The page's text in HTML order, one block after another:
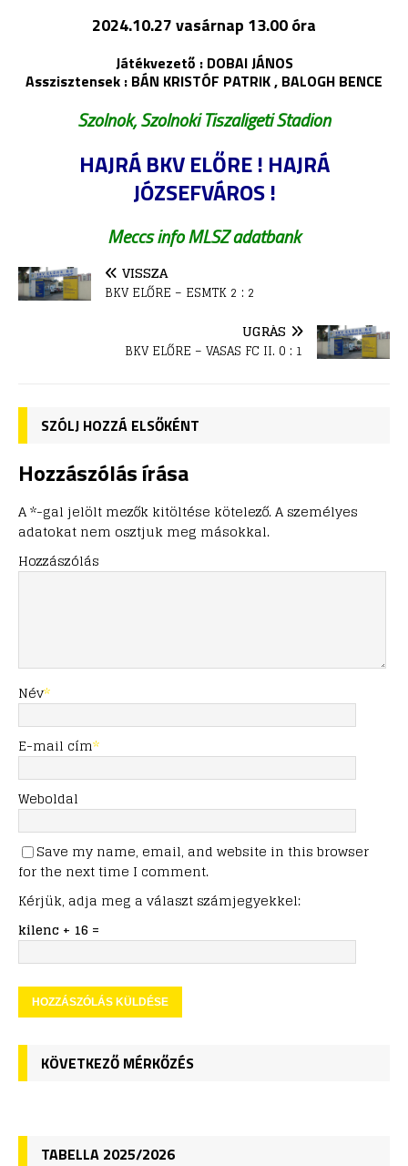
2024.10.27 vasárnap 13.00 óra
Játékvezető : DOBAI JÁNOS
Asszisztensek : BÁN KRISTÓF PATRIK , BALOGH BENCE
Szolnok, Szolnoki Tiszaligeti Stadion
HAJRÁ BKV ELŐRE ! HAJRÁ
JÓZSEFVÁROS !
Meccs info MLSZ adatbank
VISSZA
BKV ELŐRE – ESMTK 2 : 2
UGRÁS
BKV ELŐRE – VASAS FC II. 0 : 1
SZÓLJ HOZZÁ ELSŐKÉNT
Hozzászólás írása
A *-gal jelölt mezők kitöltése kötelező. A személyes
adatokat nem osztjuk meg másokkal.
Hozzászólás
Név*
E-mail cím*
Weboldal
Save my name, email, and website in this browser
for the next time I comment.
Kérjük, adja meg a választ számjegyekkel:
kilenc + 16 =
KÖVETKEZŐ MÉRKŐZÉS
TABELLA 2025/2026